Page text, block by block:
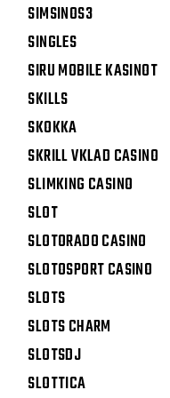
SIMSINOS3
SINGLES
SIRU MOBILE KASINOT
SKILLS
SKOKKA
SKRILL VKLAD CASINO
SLIMKING CASINO
SLOT
SLOTORADO CASINO
SLOTOSPORT CASINO
SLOTS
SLOTS CHARM
SLOTSDJ
SLOTTICA